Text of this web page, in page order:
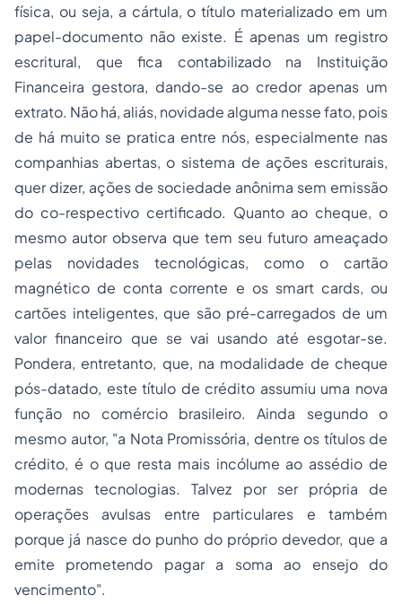
física, ou seja, a cártula, o título materializado em um
papel-documento não existe. É apenas um registro
escritural, que fica contabilizado na Instituição
Financeira gestora, dando-se ao credor apenas um
extrato. Não há, aliás, novidade alguma nesse fato, pois
de há muito se pratica entre nós, especialmente nas
companhias abertas, o sistema de ações escriturais,
quer dizer, ações de sociedade anônima sem emissão
do co-respectivo certificado. Quanto ao cheque, o
mesmo autor observa que tem seu futuro ameaçado
pelas novidades tecnológicas, como o cartão
magnético de conta corrente e os smart cards, ou
cartões inteligentes, que são pré-carregados de um
valor financeiro que se vai usando até esgotar-se.
Pondera, entretanto, que, na modalidade de cheque
pós-datado, este título de crédito assumiu uma nova
função no comércio brasileiro. Ainda segundo o
mesmo autor, "a Nota Promissória, dentre os títulos de
crédito, é o que resta mais incólume ao assédio de
modernas tecnologias. Talvez por ser própria de
operações avulsas entre particulares e também
porque já nasce do punho do próprio devedor, que a
emite prometendo pagar a soma ao ensejo do
vencimento".